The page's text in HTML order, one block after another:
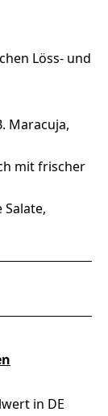
Löss- und
Maracuja,
mit frischer
Salate,
in DE